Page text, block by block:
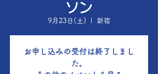
ソン
9月23日(土) 新宿
お申し込みの受付は終了しまし
た。